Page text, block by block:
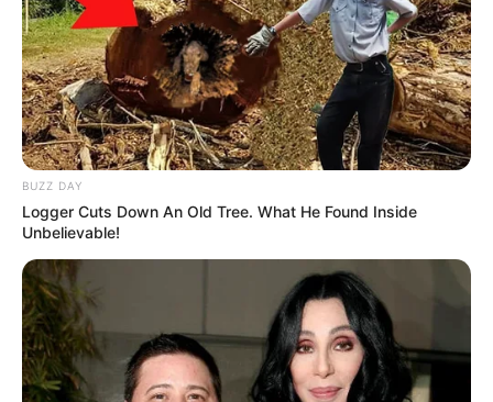
BUZZ DAY
Logger Cuts Down An Old Tree. What He Found Inside
Unbelievable!